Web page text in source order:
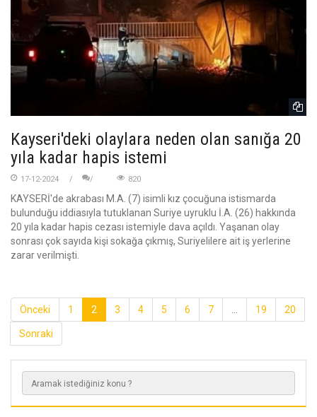
Kayseri'deki olaylara neden olan sanığa 20
yıla kadar hapis istemi
17-12-2024 820
KAYSERİ'de akrabası M.A. (7) isimli kız çocuğuna istismarda
bulunduğu iddiasıyla tutuklanan Suriye uyruklu İ.A. (26) hakkında
20 yıla kadar hapis cezası istemiyle dava açıldı. Yaşanan olay
sonrası çok sayıda kişi sokağa çıkmış, Suriyelilere ait iş yerlerine
zarar verilmişti.
Önceki 1 2 3 4 5 6 7 19 20
Sonraki